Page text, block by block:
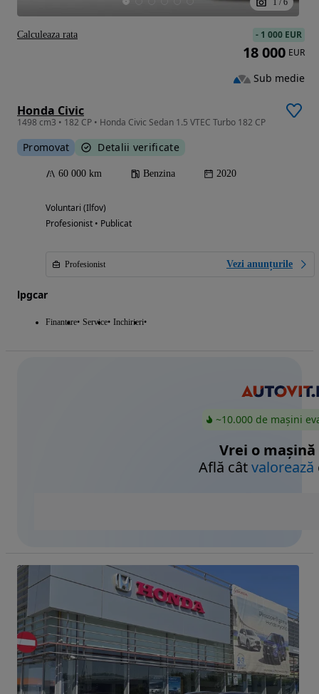
1 / 6
Honda Civic
1498 cm3 • 182 CP • Honda Civic Sedan 1.5 VTEC Turbo 182 CP
Promovat Detalii verificate
60 000 km Benzina 2020
Voluntari (Ilfov)
Profesionist • Publicat
Profesionist Vezi anunțurile
lpgcar
Finantare Service Inchirieri
- 1 000 EUR
18 000 EUR
Sub medie
Calculeaza rata
~10.000 de mașini
Vrei o mașină
Află câtvalorează